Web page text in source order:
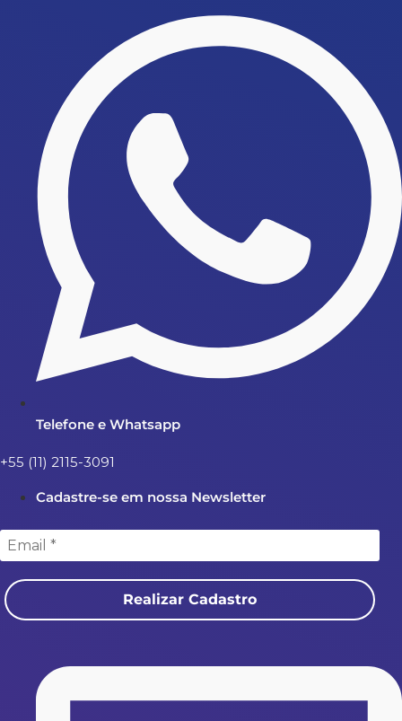
Telefone e Whatsapp
+55 (11) 2115-3091
Cadastre-se em nossa Newsletter
Realizar Cadastro